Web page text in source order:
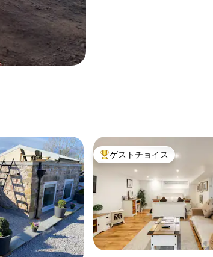
スです。 大好評のゲストチョイスです。
ゲストチョイス